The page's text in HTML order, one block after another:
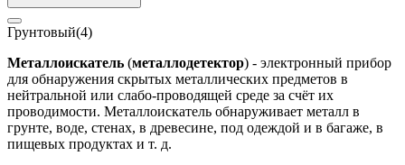
Грунтовый(4)
Металлоискатель (металлодетектор) - электронный прибор
для обнаружения скрытых металлических предметов в
нейтральной или слабо-проводящей среде за счёт их
проводимости. Металлоискатель обнаруживает металл в
грунте, воде, стенах, в древесине, под одеждой и в багаже, в
пищевых продуктах и т. д.